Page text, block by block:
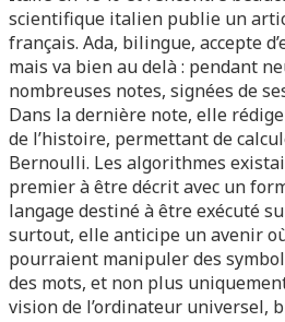
scientifique italien publie un
français. Ada, bilingue, accepte
mais va bien au delà : pendant
nombreuses notes, signées de
Dans la dernière note, elle
de l’histoire, permettant de
Bernoulli. Les algorithmes
premier à être décrit avec un
langage destiné à être exécuté
surtout, elle anticipe un avenir
pourraient manipuler des
des mots, et non plus
vision de l’ordinateur universel,